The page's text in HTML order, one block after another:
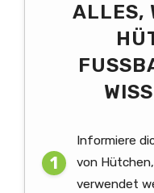
ALLES,
Informiere
von
verwendet